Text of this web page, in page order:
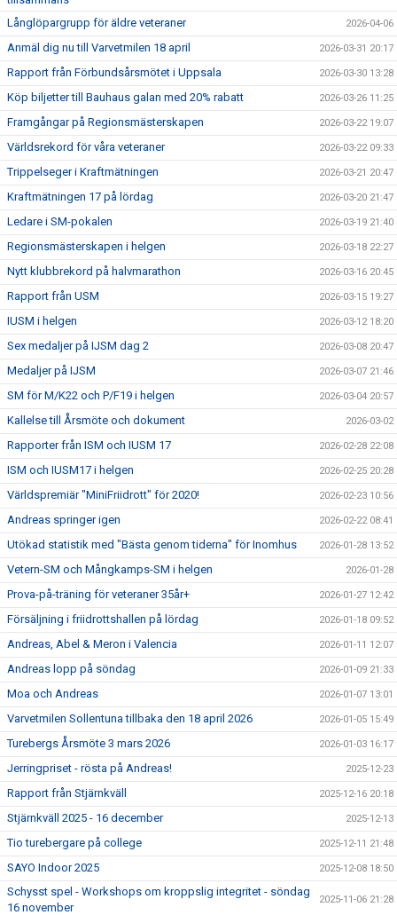
Långlöpargrupp för äldre veteraner 2026-04-06
Anmäl dig nu till Varvetmilen 18 april 2026-03-31 20:17
Rapport från Förbundsårsmötet i Uppsala 2026-03-30 13:28
Köp biljetter till Bauhaus galan med 20% rabatt 2026-03-26 11:25
Framgångar på Regionsmästerskapen 2026-03-22 19:07
Världsrekord för våra veteraner 2026-03-22 09:33
Trippelseger i Kraftmätningen 2026-03-21 20:47
Kraftmätningen 17 på lördag 2026-03-20 21:47
Ledare i SM-pokalen 2026-03-19 21:40
Regionsmästerskapen i helgen 2026-03-18 22:27
Nytt klubbrekord på halvmarathon 2026-03-16 20:45
Rapport från USM 2026-03-15 19:27
IUSM i helgen 2026-03-12 18:20
Sex medaljer på IJSM dag 2 2026-03-08 20:47
Medaljer på IJSM 2026-03-07 21:46
SM för M/K22 och P/F19 i helgen 2026-03-04 20:57
Kallelse till Årsmöte och dokument 2026-03-02
Rapporter från ISM och IUSM 17 2026-02-28 22:08
ISM och IUSM17 i helgen 2026-02-25 20:28
Världspremiär "MiniFriidrott" för 2020! 2026-02-23 10:56
Andreas springer igen 2026-02-22 08:41
Utökad statistik med "Bästa genom tiderna" för Inomhus 2026-01-28 13:52
Vetern-SM och Mångkamps-SM i helgen 2026-01-28
Prova-på-träning för veteraner 35år+ 2026-01-27 12:42
Försäljning i friidrottshallen på lördag 2026-01-18 09:52
Andreas, Abel & Meron i Valencia 2026-01-11 12:07
Andreas lopp på söndag 2026-01-09 21:33
Moa och Andreas 2026-01-07 13:01
Varvetmilen Sollentuna tillbaka den 18 april 2026 2026-01-05 15:49
Turebergs Årsmöte 3 mars 2026 2026-01-03 16:17
Jerringpriset - rösta på Andreas! 2025-12-23
Rapport från Stjärnkväll 2025-12-16 20:18
Stjärnkväll 2025 - 16 december 2025-12-13
Tio turebergare på college 2025-12-11 21:48
SAYO Indoor 2025 2025-12-08 18:50
Schysst spel - Workshops om kroppslig integritet - söndag
16 november
2025-11-06 21:28